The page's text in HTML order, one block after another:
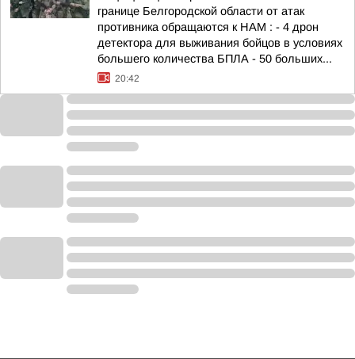
границе Белгородской области от атак
противника обращаются к НАМ : - 4 дрон
детектора для выживания бойцов в условиях
большего количества БПЛА - 50 больших...
20:42